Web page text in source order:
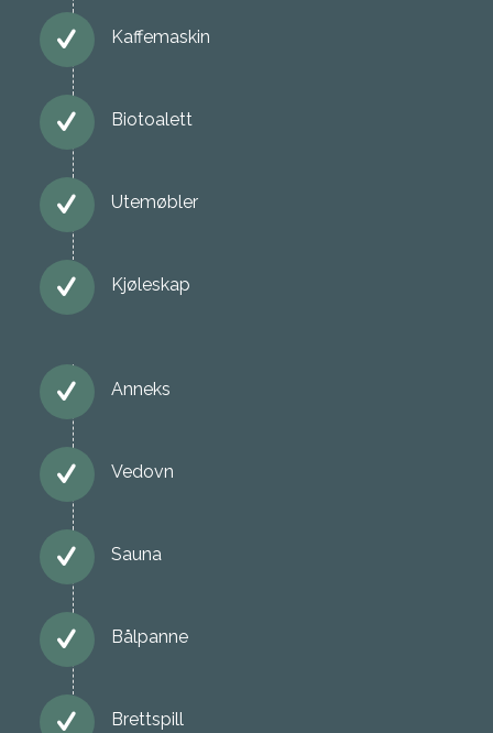
Kaffemaskin
Biotoalett
Utemøbler
Kjøleskap
Anneks
Vedovn
Sauna
Bålpanne
Brettspill